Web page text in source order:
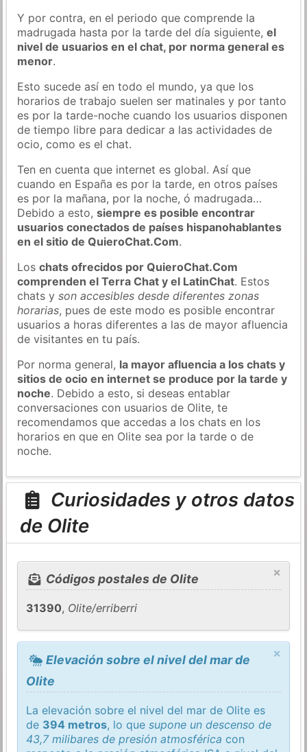
Y por contra, en el periodo que comprende la
madrugada hasta por la tarde del día siguiente,el
nivel de usuarios en el chat, por norma general es
menor.
Esto sucede así en todo el mundo, ya que los
horarios de trabajo suelen ser matinales y por tanto
es por la tarde-noche cuando los usuarios disponen
de tiempo libre para dedicar a las actividades de
ocio, como es el chat.
Ten en cuenta que internet es global. Así que
cuando en España es por la tarde, en otros países
es por la mañana, por la noche, ó madrugada…
Debido a esto,siempre es posible encontrar
usuarios conectados de países hispanohablantes
en el sitio de QuieroChat.Com.
Loschats ofrecidos por QuieroChat.Com
comprenden el Terra Chat y el LatinChat. Estos
chats yson accesibles desde diferentes zonas
horarias, pues de este modo es posible encontrar
usuarios a horas diferentes a las de mayor afluencia
de visitantes en tu país.
Por norma general, la mayor afluencia a los chats y
sitios de ocio en internet se produce por la tarde y
noche. Debido a esto, si deseas entablar
conversaciones con usuarios de Olite, te
recomendamos que accedas a los chats en los
horarios en que en Olite sea por la tarde o de
noche.
Curiosidades y otros datos
de Olite
×
Códigos postales de Olite
31390, Olite/erriberri
×
Elevación sobre el nivel del mar de
Olite
La elevación sobre el nivel del mar de Olite es
de 394 metros, lo quesupone un descenso de
43,7 milibares de presión atmosférica con